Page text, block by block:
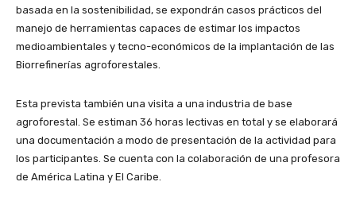
basada en la sostenibilidad, se expondrán casos prácticos del
manejo de herramientas capaces de estimar los impactos
medioambientales y tecno-económicos de la implantación de las
Biorrefinerías agroforestales.
Esta prevista también una visita a una industria de base
agroforestal. Se estiman 36 horas lectivas en total y se elaborará
una documentación a modo de presentación de la actividad para
los participantes. Se cuenta con la colaboración de una profesora
de América Latina y El Caribe.